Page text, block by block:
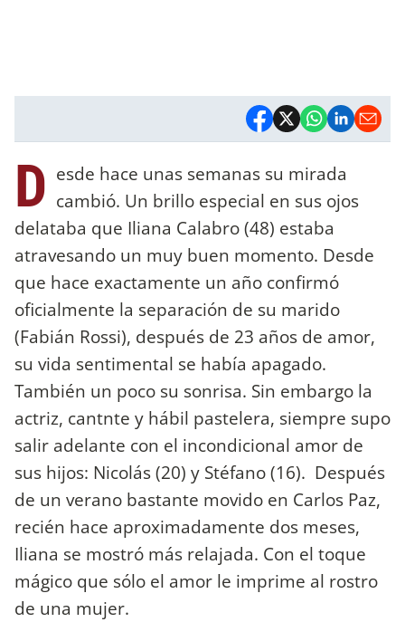
D esde hace unas semanas su mirada
cambió. Un brillo especial en sus ojos
delataba que Iliana Calabro (48) estaba
atravesando un muy buen momento. Desde
que hace exactamente un año confirmó
oficialmente la separación de su marido
(Fabián Rossi), después de 23 años de amor,
su vida sentimental se había apagado.
También un poco su sonrisa. Sin embargo la
actriz, cantnte y hábil pastelera, siempre supo
salir adelante con el incondicional amor de
sus hijos: Nicolás (20) y Stéfano (16). Después
de un verano bastante movido en Carlos Paz,
recién hace aproximadamente dos meses,
Iliana se mostró más relajada. Con el toque
mágico que sólo el amor le imprime al rostro
de una mujer.